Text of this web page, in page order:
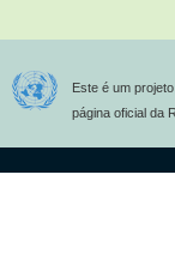
Este é um
página oficial da